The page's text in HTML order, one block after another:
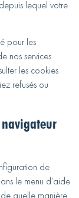
lequel votre
pour les
nos services
les cookies
refusés ou
navigateur
de
le menu d’aide
quelle manière